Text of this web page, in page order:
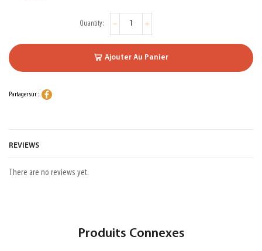
Ajouter Au Panier
Partager sur :
REVIEWS
There are no reviews yet.
Produits Connexes